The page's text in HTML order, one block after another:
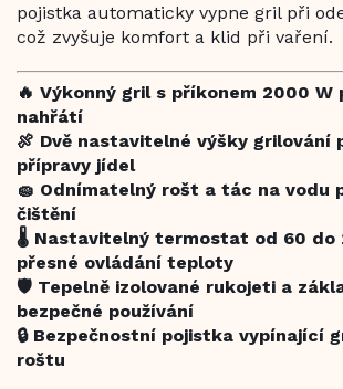
pojistka automaticky vypne gril při
což zvyšuje komfort a klid při vaření.
🔥 Výkonný gril s příkonem 2000 W
nahřátí
🍖 Dvě nastavitelné výšky grilování
přípravy jídel
🧽 Odnímatelný rošt a tác na vodu
čištění
🌡️ Nastavitelný termostat od 60 do
přesné ovládání teploty
🛡️ Tepelně izolované rukojeti a
bezpečné používání
🔒 Bezpečnostní pojistka vypínající
roštu